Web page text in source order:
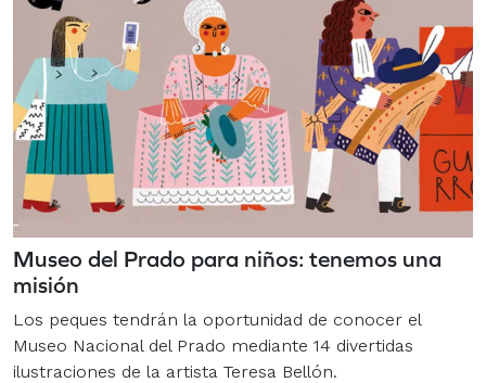
Museo del Prado para niños: tenemos una
misión
Los peques tendrán la oportunidad de conocer el
Museo Nacional del Prado mediante 14 divertidas
ilustraciones de la artista Teresa Bellón.